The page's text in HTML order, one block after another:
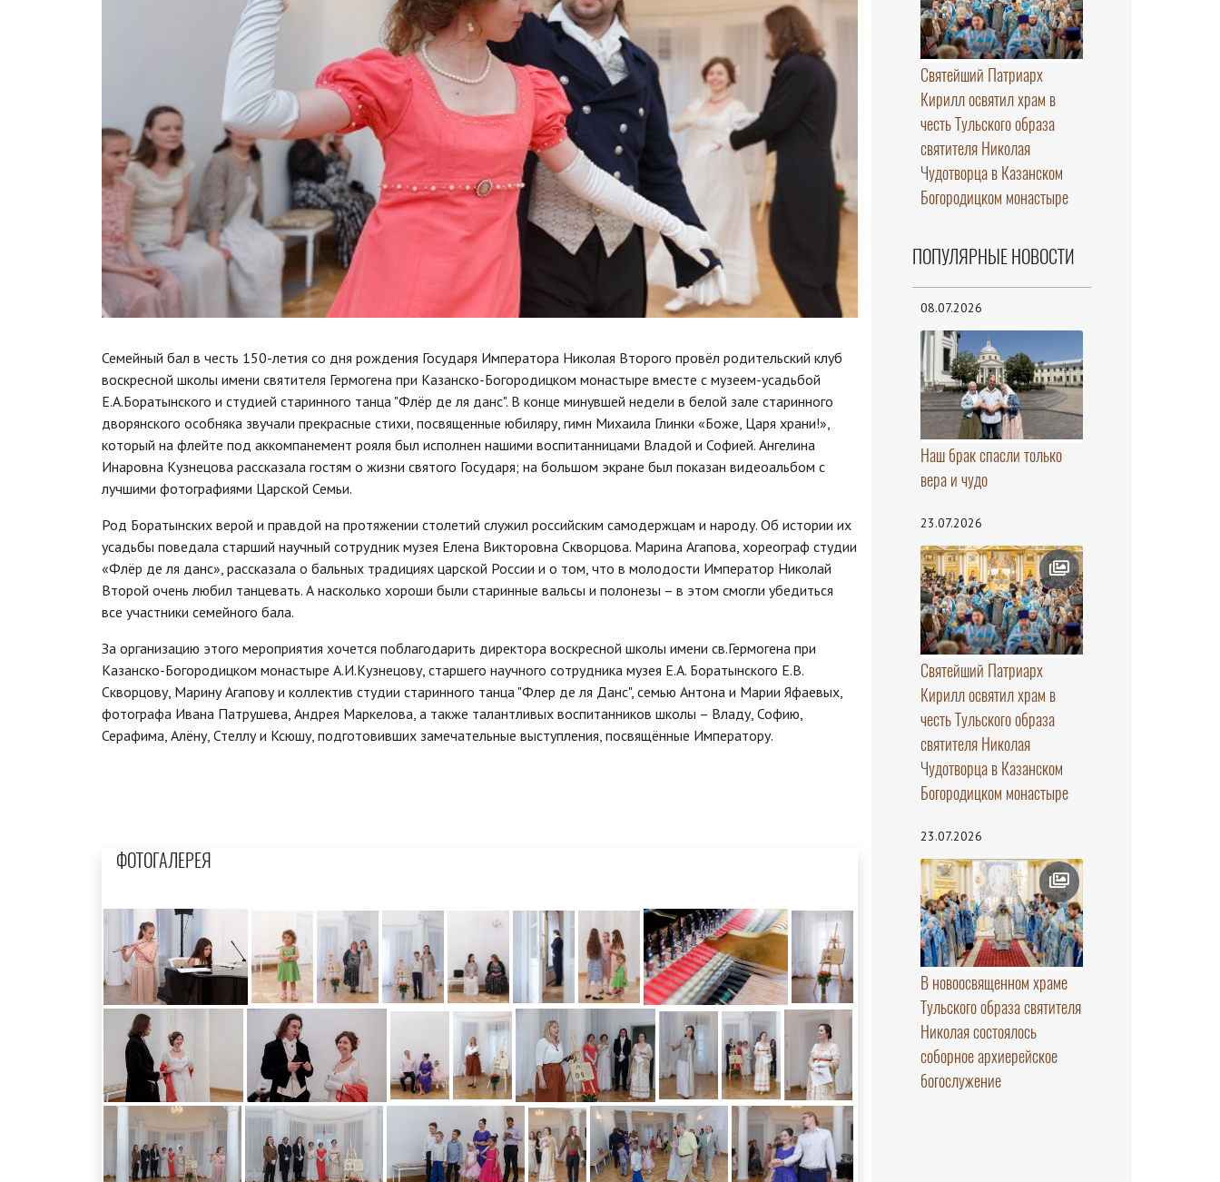
Семейный бал в честь 150-летия со дня рождения Государя Императора Николая Второго провёл родительский клуб
воскресной школы имени святителя Гермогена при Казанско-Богородицком монастыре вместе с музеем-усадьбой
Е.А.Боратынского и студией старинного танца "Флёр де ля данс". В конце минувшей недели в белой зале старинного
дворянского особняка звучали прекрасные стихи, посвященные юбиляру, гимн Михаила Глинки «Боже, Царя храни!»,
который на флейте под аккомпанемент рояля был исполнен нашими воспитанницами Владой и Софией. Ангелина
Инаровна Кузнецова рассказала гостям о жизни святого Государя; на большом экране был показан видеоальбом с
лучшими фотографиями Царской Семьи.
Род Боратынских верой и правдой на протяжении столетий служил российским самодержцам и народу. Об истории их
усадьбы поведала старший научный сотрудник музея Елена Викторовна Скворцова. Марина Агапова, хореограф студии
«Флёр де ля данс», рассказала о бальных традициях царской России и о том, что в молодости Император Николай
Второй очень любил танцевать. А насколько хороши были старинные вальсы и полонезы – в этом смогли убедиться
все участники семейного бала.
За организацию этого мероприятия хочется поблагодарить директора воскресной школы имени св.Гермогена при
Казанско-Богородицком монастыре А.И.Кузнецову, старшего научного сотрудника музея Е.А. Боратынского Е.В.
Скворцову, Марину Агапову и коллектив студии старинного танца "Флер де ля Данс", семью Антона и Марии Яфаевых,
фотографа Ивана Патрушева, Андрея Маркелова, а также талантливых воспитанников школы – Владу, Софию,
Серафима, Алёну, Стеллу и Ксюшу, подготовивших замечательные выступления, посвящённые Императору.
ФОТОГАЛЕРЕЯ
Святейший Патриарх
Кирилл освятил храм в
честь Тульского образа
святителя Николая
Чудотворца в Казанском
Богородицком монастыре
ПОПУЛЯРНЫЕ НОВОСТИ
08.07.2026
Наш брак спасли только
вера и чудо
23.07.2026
Святейший Патриарх
Кирилл освятил храм в
честь Тульского образа
святителя Николая
Чудотворца в Казанском
Богородицком монастыре
23.07.2026
В новоосвященном храме
Тульского образа святителя
Николая состоялось
соборное архиерейское
богослужение